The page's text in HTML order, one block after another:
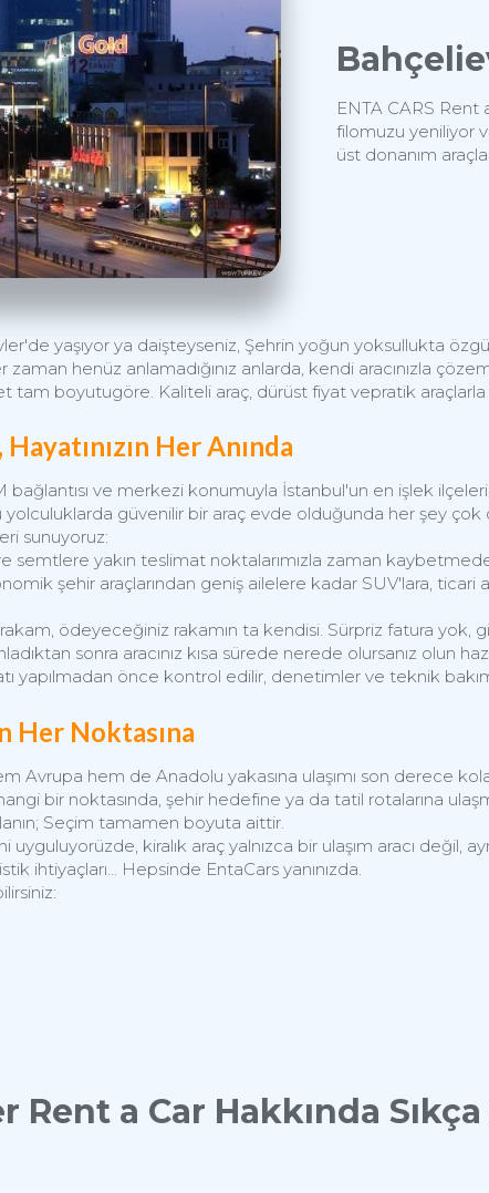
ENTA CARS Rent
filomuzu yeniliyor
üst donanım
yaşıyor ya daişteyseniz, Şehrin yoğun yoksullukta
zaman henüz anlamadığınız anlarda, kendi aracınızla
tam boyutugöre. Kaliteli araç, dürüst fiyat vepratik araçlarla
Her Anında
ve merkezi konumuyla İstanbul'un en işlek
yolculuklarda güvenilir bir araç evde olduğunda her şey
sunuyoruz:
semtlere yakın teslimat noktalarımızla zaman kaybetmeden
şehir araçlarından geniş ailelere kadar SUV'lara, ticari
ödeyeceğiniz rakamın ta kendisi. Sürpriz fatura yok,
sonra aracınız kısa sürede nerede olursanız olun
yapılmadan önce kontrol edilir, denetimler ve teknik
Her Noktasına
Avrupa hem de Anadolu yakasına ulaşımı son derece
bir noktasında, şehir hedefine ya da tatil rotalarına
Seçim tamamen boyuta aittir.
kiralık araç yalnızca bir ulaşım aracı değil,
ihtiyaçları… Hepsinde EntaCars yanınızda.
Rent a Car Hakkında